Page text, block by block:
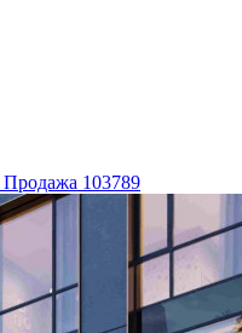
Продажа 103789